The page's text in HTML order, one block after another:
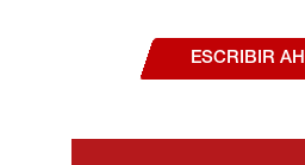
ESCRIBIR